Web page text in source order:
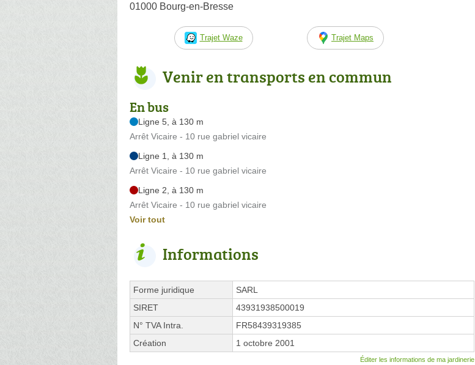
01000 Bourg-en-Bresse
Trajet Waze Trajet Maps
Venir en transports en commun
En bus
Ligne 5, à 130 m
Arrêt Vicaire - 10 rue gabriel vicaire
Ligne 1, à 130 m
Arrêt Vicaire - 10 rue gabriel vicaire
Ligne 2, à 130 m
Arrêt Vicaire - 10 rue gabriel vicaire
Voir tout
Informations
Forme juridique
SARL
SIRET
43931938500019
N° TVA Intra.
FR58439319385
Création
1 octobre 2001
Éditer les informations de ma jardinerie